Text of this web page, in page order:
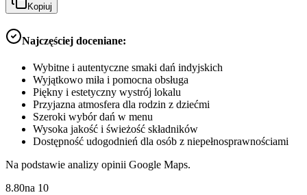
Kopiuj
Najczęściej doceniane:
Wybitne i autentyczne smaki dań indyjskich
Wyjątkowo miła i pomocna obsługa
Piękny i estetyczny wystrój lokalu
Przyjazna atmosfera dla rodzin z dziećmi
Szeroki wybór dań w menu
Wysoka jakość i świeżość składników
Dostępność udogodnień dla osób z niepełnosprawnościami
Na podstawie analizy opinii Google Maps.
8.80na 10